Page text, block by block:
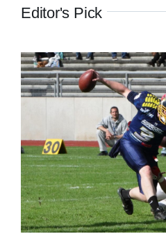
Editor's Pick